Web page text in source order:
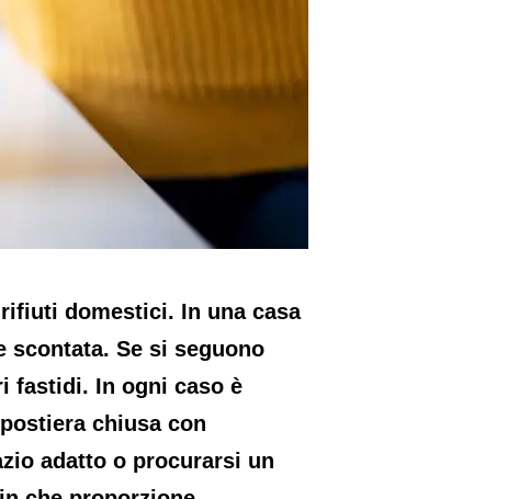
domestici. In una casa
scontata. Se si seguono
fastidi. In ogni caso è
chiusa con
adatto o procurarsi un